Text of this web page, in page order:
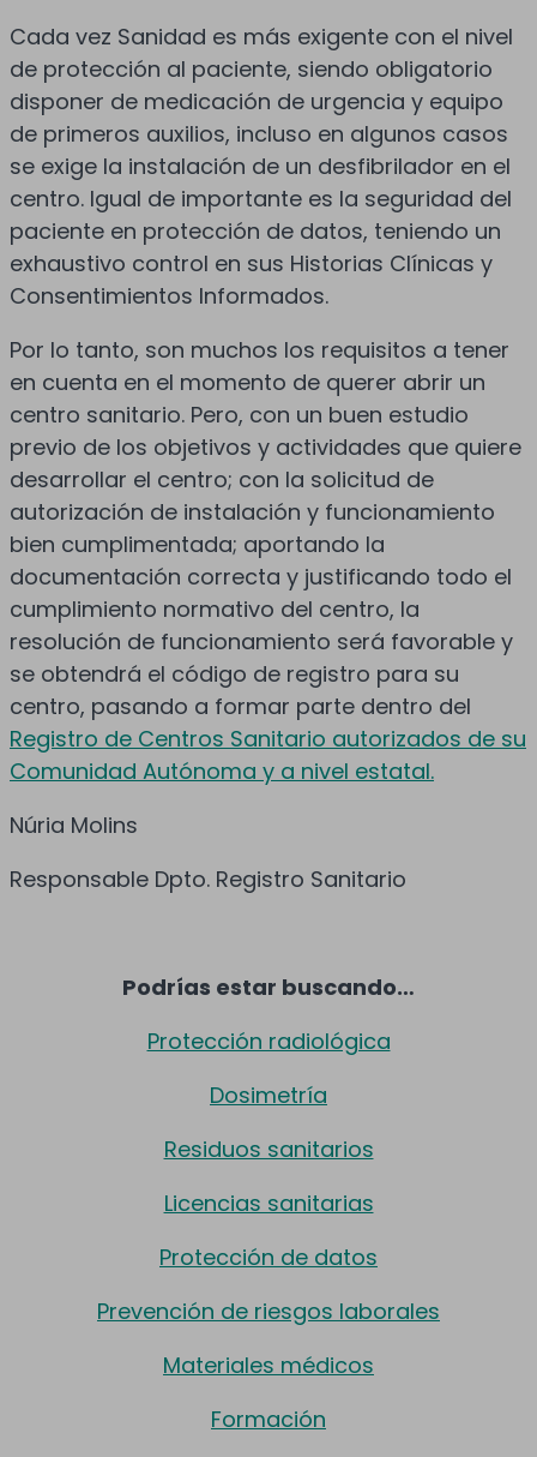
Cada vez Sanidad es más exigente con el nivel
de protección al paciente, siendo obligatorio
disponer de medicación de urgencia y equipo
de primeros auxilios, incluso en algunos casos
se exige la instalación de un desfibrilador en el
centro. Igual de importante es la seguridad del
paciente en protección de datos, teniendo un
exhaustivo control en sus Historias Clínicas y
Consentimientos Informados.
Por lo tanto, son muchos los requisitos a tener
en cuenta en el momento de querer abrir un
centro sanitario. Pero, con un buen estudio
previo de los objetivos y actividades que quiere
desarrollar el centro; con la solicitud de
autorización de instalación y funcionamiento
bien cumplimentada; aportando la
documentación correcta y justificando todo el
cumplimiento normativo del centro, la
resolución de funcionamiento será favorable y
se obtendrá el código de registro para su
centro, pasando a formar parte dentro del
Registro de Centros Sanitario autorizados de su
Comunidad Autónoma y a nivel estatal.
Núria Molins
Responsable Dpto. Registro Sanitario
Podrías estar buscando…
Protección radiológica
Dosimetría
Residuos sanitarios
Licencias sanitarias
Protección de datos
Prevención de riesgos laborales
Materiales médicos
Formación